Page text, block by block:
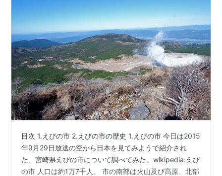
目次 1.えびの市 2.えびの市の歴史 1.えびの市 今日は2015
年9月29日放送の空から日本を見てみようで紹介され
た、宮崎県えびの市について調べてみた。wikipedia:えび
の市 人口は約1万7千人。 市の南部は火山及び高原、北部